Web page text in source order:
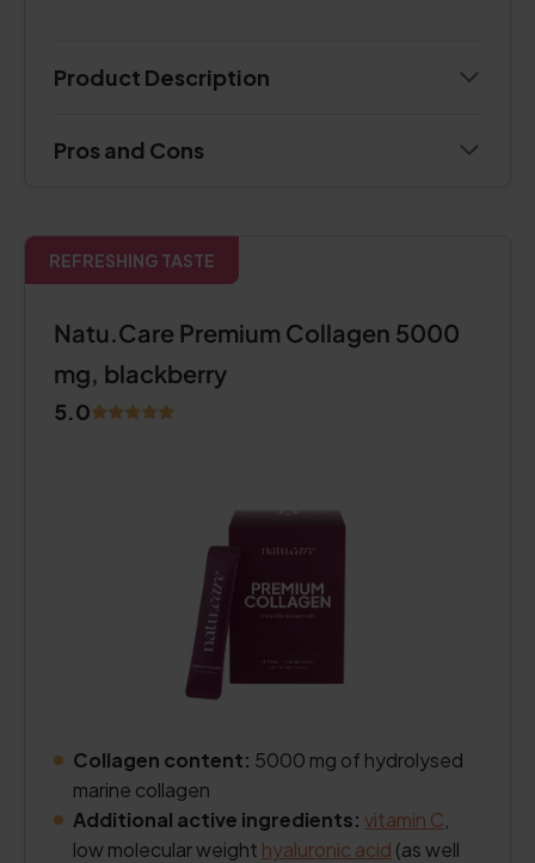
Product Description
Pros and Cons
REFRESHING TASTE
Natu.Care Premium Collagen 5000
mg, blackberry
5.0
Collagen content: 5000 mg of hydrolysed
marine collagen
Additional active ingredients: vitamin C
low molecular weight hyaluronic acid (as well